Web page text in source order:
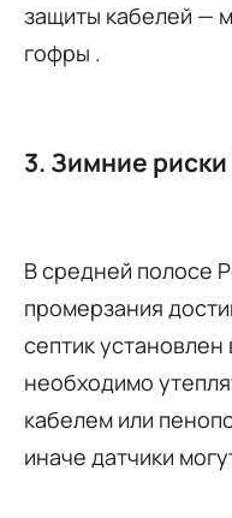
защиты кабелей —
гофры .
3. Зимние
В средней полосе
промерзания
септик
необходимо
кабелем или
иначе датчики